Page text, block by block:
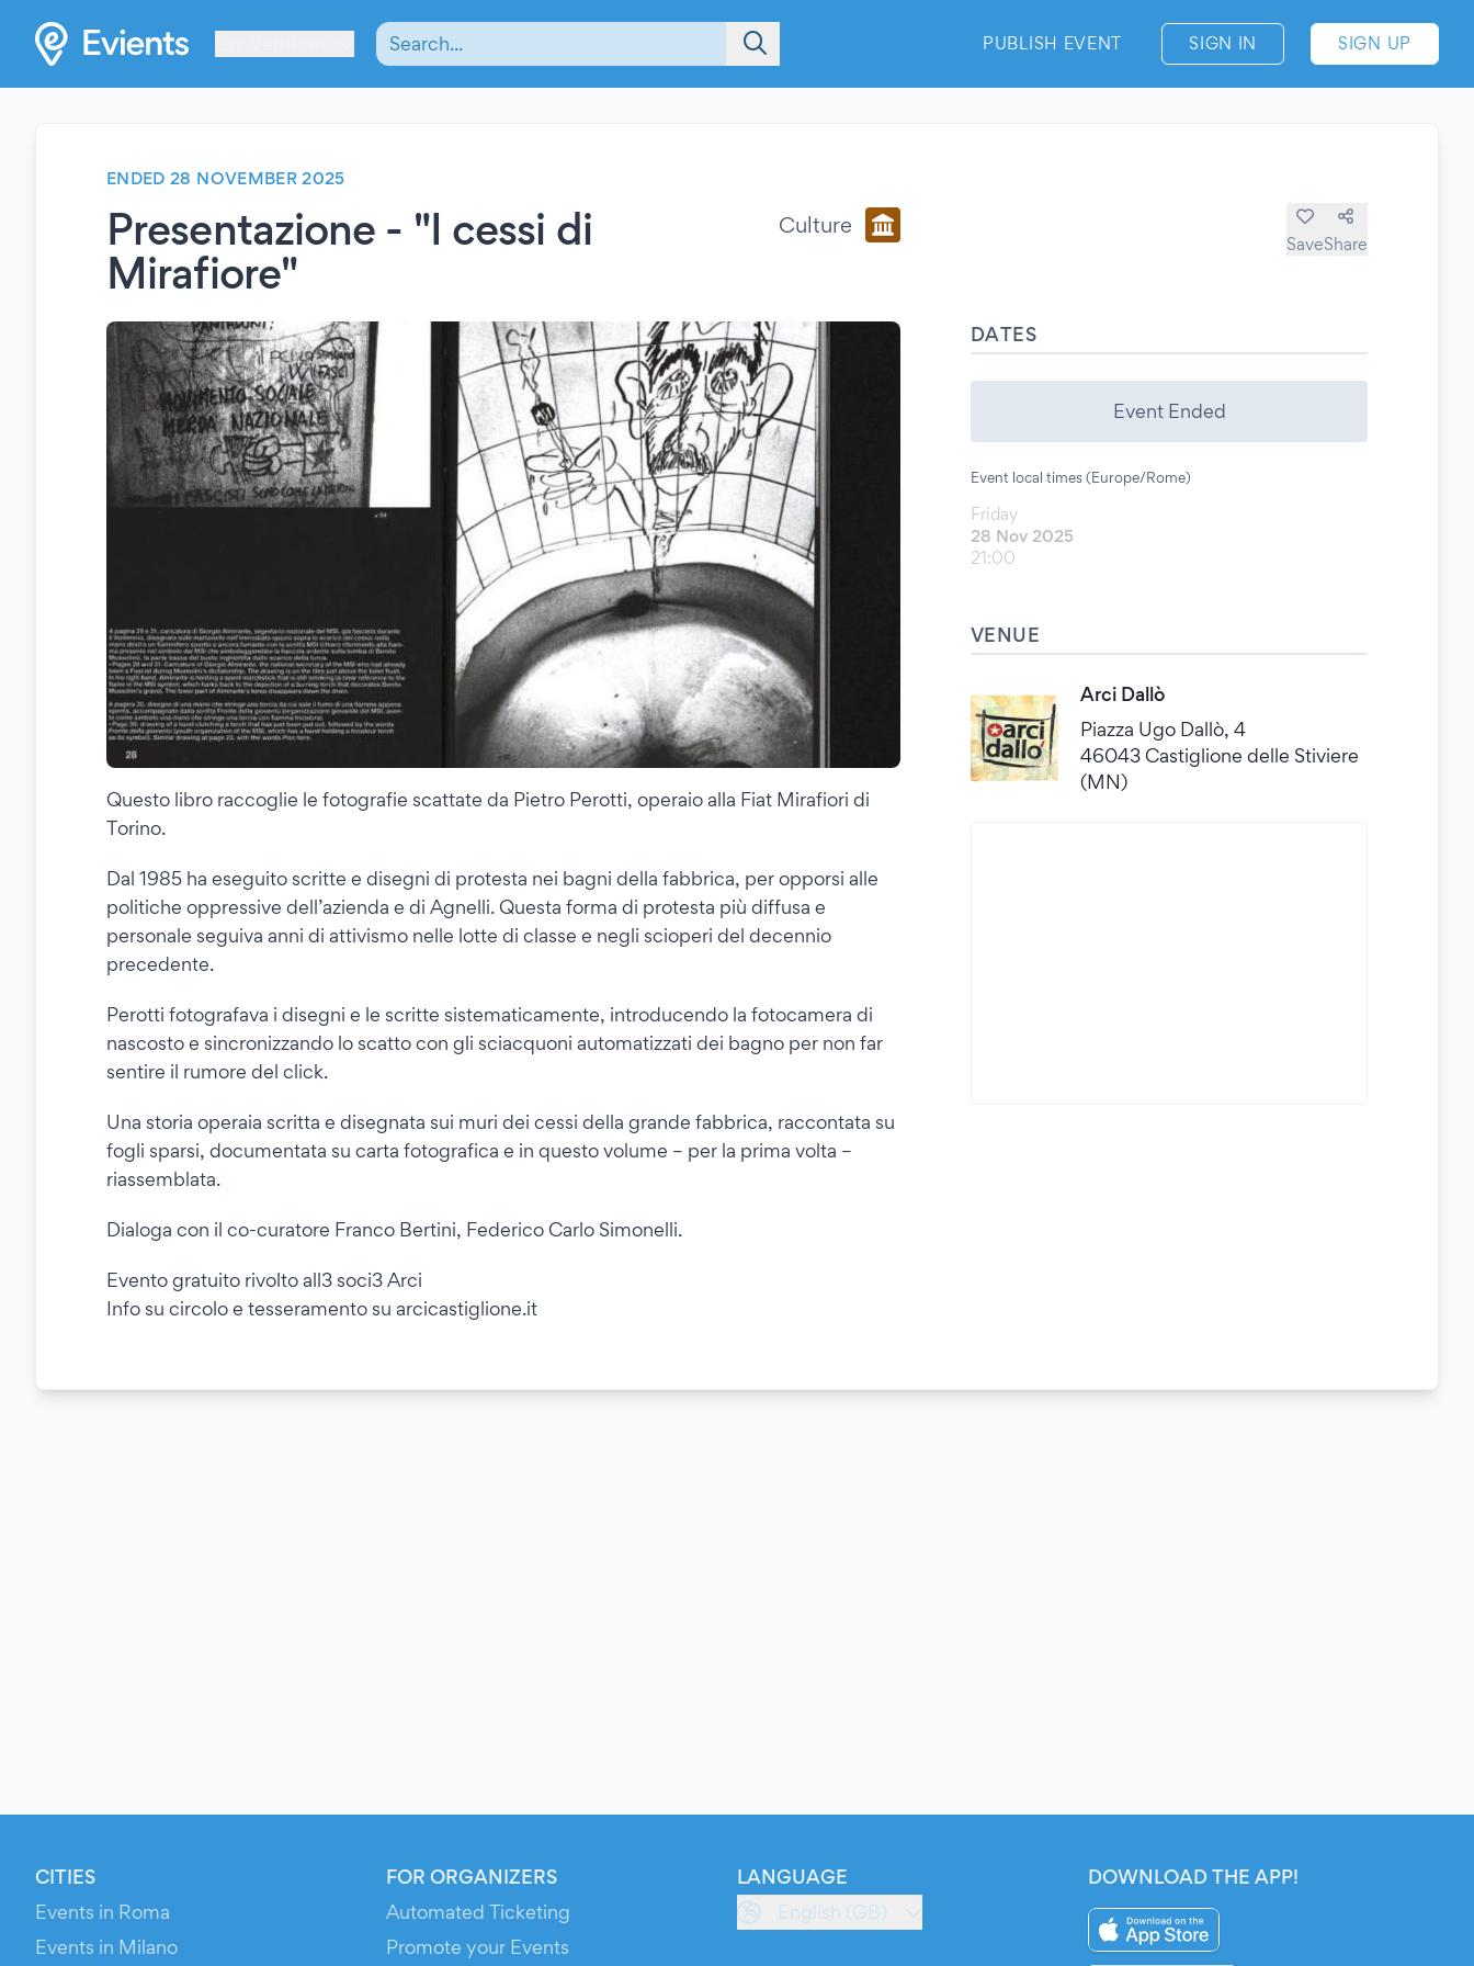
PUBLISH EVENT SIGN IN SIGN UP
ENDED 28 NOVEMBER 2025
Presentazione - "I cessi di
Mirafiore"
Culture
SaveShare
Questo libro raccoglie le fotografie scattate da Pietro Perotti, operaio alla Fiat Mirafiori di
Torino.
Dal 1985 ha eseguito scritte e disegni di protesta nei bagni della fabbrica, per opporsi alle
politiche oppressive dell’azienda e di Agnelli. Questa forma di protesta più diffusa e
personale seguiva anni di attivismo nelle lotte di classe e negli scioperi del decennio
precedente.
Perotti fotografava i disegni e le scritte sistematicamente, introducendo la fotocamera di
nascosto e sincronizzando lo scatto con gli sciacquoni automatizzati dei bagno per non far
sentire il rumore del click.
Una storia operaia scritta e disegnata sui muri dei cessi della grande fabbrica, raccontata su
fogli sparsi, documentata su carta fotografica e in questo volume – per la prima volta –
riassemblata.
Dialoga con il co-curatore Franco Bertini, Federico Carlo Simonelli.
Evento gratuito rivolto all3 soci3 Arci
Info su circolo e tesseramento su arcicastiglione.it
DATES
Event Ended
Event local times (Europe/Rome)
Friday
28 Nov 2025
21:00
VENUE
Arci Dallò
Piazza Ugo Dallò, 4
46043 Castiglione delle Stiviere
(MN)
CITIES
Events in Roma
Events in Milano
FOR ORGANIZERS
Automated Ticketing
Promote your Events
LANGUAGE
English (GB)
DOWNLOAD THE APP!